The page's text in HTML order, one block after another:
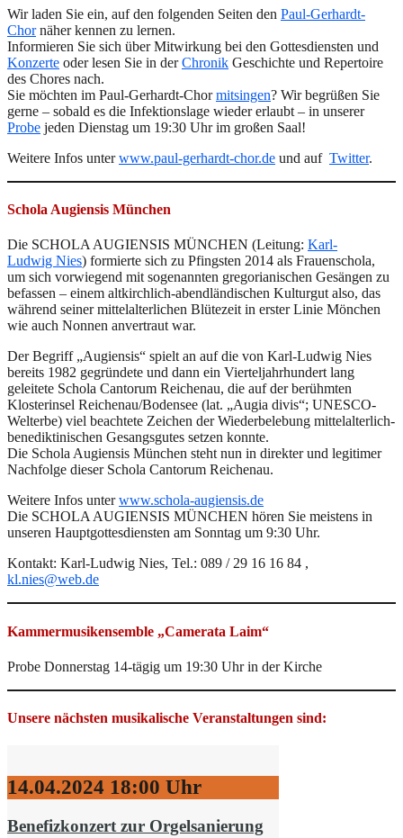
Wir laden Sie ein, auf den folgenden Seiten den Paul-Gerhardt-
Chornäher kennen zu lernen.
Informieren Sie sich über Mitwirkung bei den Gottesdiensten und
Konzerte oder lesen Sie in derChronik Geschichte und Repertoire
des Chores nach.
Sie möchten im Paul-Gerhardt-Chormitsingen? Wir begrüßen Sie
gerne – sobald es die Infektionslage wieder erlaubt – in unserer
Probe jeden Dienstag um 19:30 Uhr im großen Saal!
Weitere Infos unterwww.paul-gerhardt-chor.de und auf Twitter.
Schola Augiensis München
Die SCHOLA AUGIENSIS MÜNCHEN (Leitung: Karl-
Ludwig Nies) formierte sich zu Pfingsten 2014 als Frauenschola,
um sich vorwiegend mit sogenannten gregorianischen Gesängen zu
befassen – einem altkirchlich-abendländischen Kulturgut also, das
während seiner mittelalterlichen Blütezeit in erster Linie Mönchen
wie auch Nonnen anvertraut war.
Der Begriff „Augiensis“ spielt an auf die von Karl-Ludwig Nies
bereits 1982 gegründete und dann ein Vierteljahrhundert lang
geleitete Schola Cantorum Reichenau, die auf der berühmten
Klosterinsel Reichenau/Bodensee (lat. „Augia divis“; UNESCO-
Welterbe) viel beachtete Zeichen der Wiederbelebung mittelalterlich-
benediktinischen Gesangsgutes setzen konnte.
Die Schola Augiensis München steht nun in direkter und legitimer
Nachfolge dieser Schola Cantorum Reichenau.
Weitere Infos unterwww.schola-augiensis.de
Die SCHOLA AUGIENSIS MÜNCHEN hören Sie meistens in
unseren Hauptgottesdiensten am Sonntag um 9:30 Uhr.
Kontakt: Karl-Ludwig Nies, Tel.: 089 / 29 16 16 84 ,
kl.nies@web.de
Kammermusikensemble „Camerata Laim“
Probe Donnerstag 14-tägig um 19:30 Uhr in der Kirche
Unsere nächsten musikalische Veranstaltungen sind:
14.04.2024 18:00 Uhr
Benefizkonzert zur Orgelsanierung